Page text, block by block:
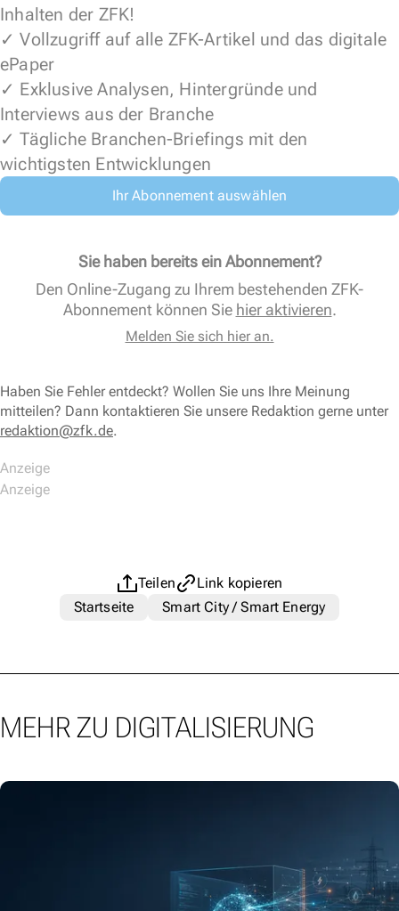
Inhalten der ZFK!
✓ Vollzugriff auf alle ZFK-Artikel und das digitale
ePaper
✓ Exklusive Analysen, Hintergründe und
Interviews aus der Branche
✓ Tägliche Branchen-Briefings mit den
wichtigsten Entwicklungen
Ihr Abonnement auswählen
Sie haben bereits ein Abonnement?
Den Online-Zugang zu Ihrem bestehenden ZFK-
Abonnement können Sie hier aktivieren.
Melden Sie sich hier an.
Haben Sie Fehler entdeckt? Wollen Sie uns Ihre Meinung
mitteilen? Dann kontaktieren Sie unsere Redaktion gerne unter
redaktion@zfk.de.
Teilen
Link kopieren
Startseite
Smart City / Smart Energy
MEHR ZU DIGITALISIERUNG